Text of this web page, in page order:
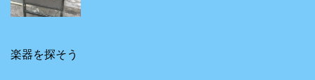
楽器を探そう